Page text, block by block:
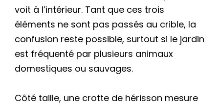
voit à l’intérieur. Tant que ces trois
éléments ne sont pas passés au crible, la
confusion reste possible, surtout si le jardin
est fréquenté par plusieurs animaux
domestiques ou sauvages.
Côté taille, une crotte de hérisson mesure